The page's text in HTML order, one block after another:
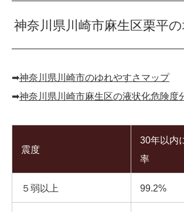
神奈川県川崎市麻生区栗平
➡︎神奈川県川崎市のゆれやすさマップ
➡︎神奈川県川崎市麻生区の液状化危険度
震度
30年以内
率
５弱以上 99.2%